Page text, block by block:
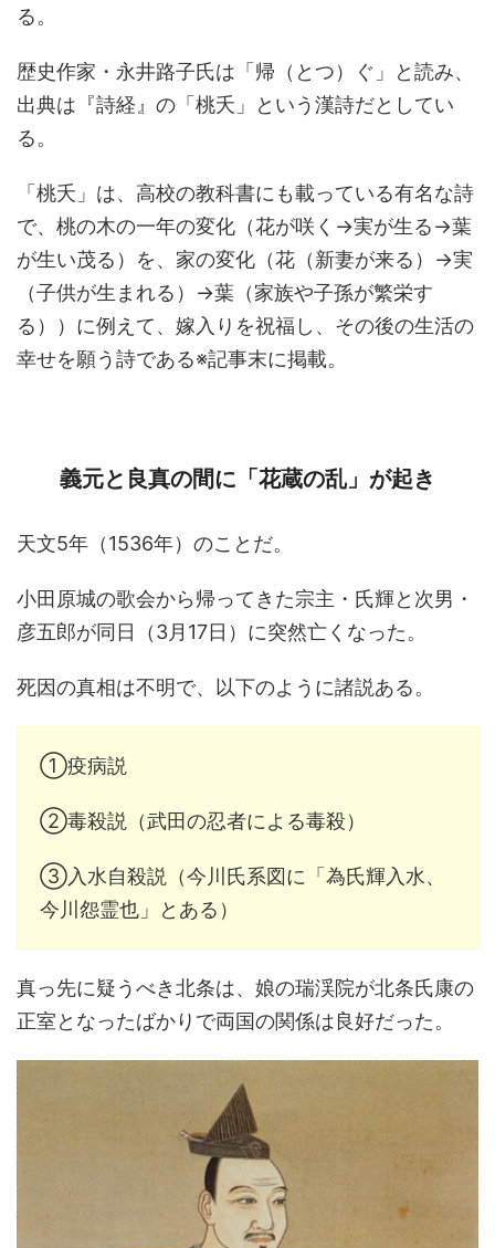
る。
歴史作家・永井路子氏は「帰（とつ）ぐ」と読み、
出典は『詩経』の「桃夭」という漢詩だとしてい
る。
「桃夭」は、高校の教科書にも載っている有名な詩
で、桃の木の一年の変化（花が咲く→実が生る→葉
が生い茂る）を、家の変化（花（新妻が来る）→実
（子供が生まれる）→葉（家族や子孫が繁栄す
る））に例えて、嫁入りを祝福し、その後の生活の
幸せを願う詩である※記事末に掲載。
義元と良真の間に「花蔵の乱」が起き
天文5年（1536年）のことだ。
小田原城の歌会から帰ってきた宗主・氏輝と次男・
彦五郎が同日（3月17日）に突然亡くなった。
死因の真相は不明で、以下のように諸説ある。
①疫病説
②毒殺説（武田の忍者による毒殺）
③入水自殺説（今川氏系図に「為氏輝入水、
今川怨霊也」とある）
真っ先に疑うべき北条は、娘の瑞渓院が北条氏康の
正室となったばかりで両国の関係は良好だった。